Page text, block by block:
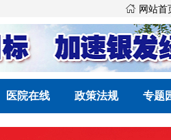
 网站首
医院在线 政策法规 专题